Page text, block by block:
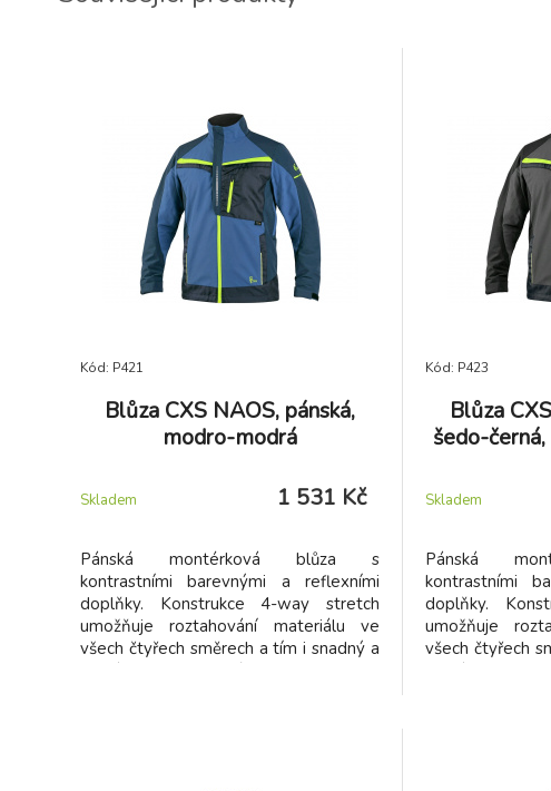
Kód: P421
Blůza CXS NAOS, pánská,
modro-modrá
Skladem 1 531 Kč
Pánská montérková blůza s
kontrastními barevnými a reflexními
doplňky. Konstrukce 4-way stretch
umožňuje roztahování materiálu ve
všech čtyřech směrech a tím i snadný a
volný pohyb. Vysoké procento nylonu
Kód: P423
Blůza
šedo-
Skladem
Pánská
kontrastními
doplňky.
umožňuje
všech čtyřech
volný pohyb.